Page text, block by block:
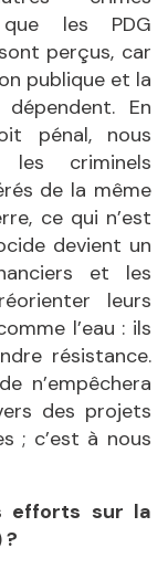
les PDG
perçus, car
publique et la
En
pénal, nous
criminels
de la même
ce qui n’est
devient un
et les
leurs
l’eau : ils
résistance.
n’empêchera
des projets
; c’est à nous
efforts sur la
?